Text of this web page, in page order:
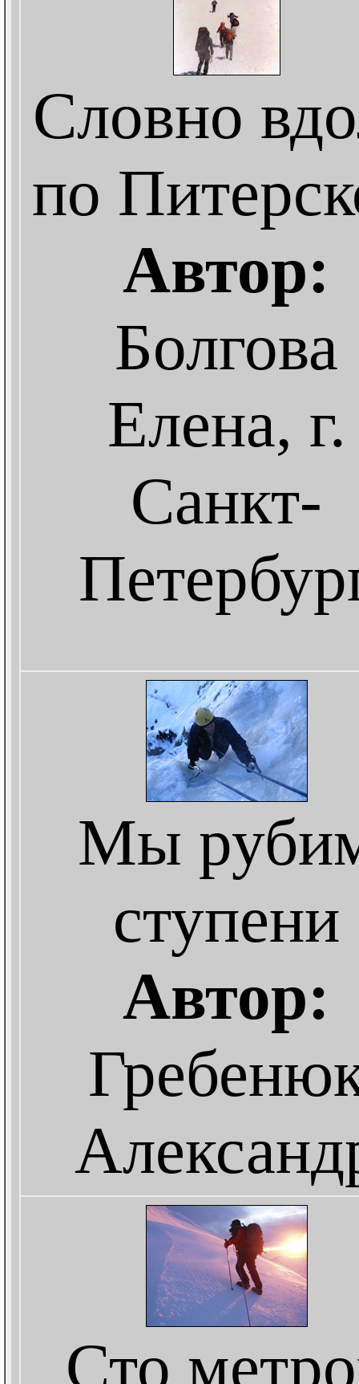
Словно
по
Автор:
Болгова
Елена, г.
Санкт-
Мы
ступени
Автор:
Сто